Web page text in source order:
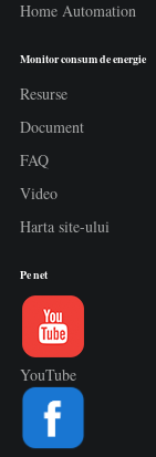
Home Automation
Monitor consum de energie
Resurse
Document
FAQ
Video
Harta site-ului
Pe net
YouTube